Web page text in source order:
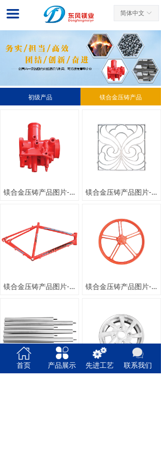
끀
网站首页
关于我们
新闻中心
客户案例
先进工艺
服务中心
联系我们
ꀅ
简体中文
镁合金压铸产品图片-化油器 镁合金压铸产品图片-护栏
镁合金压铸产品图片-自行车车架 镁合金压铸产品图片-共享单车轮毂
初级产品 镁合金压铸产品
首页 产品展示 先进工艺 联系我们